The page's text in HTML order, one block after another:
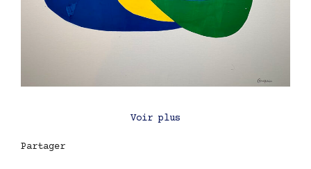
Voir plus
Partager